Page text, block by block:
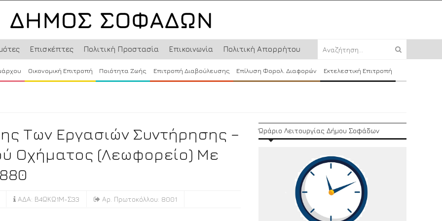
Επισκέπτες Πολιτική Προστασία Επικοινωνία Πολιτική Απορρήτου
Οικονομική Επιτροπή Ποιότητα Ζωής Επιτροπή Διαβούλευσης Επίλυση Φορολ. Διαφορών Εκτελεστική Επιτροπή
Των Εργασιών Συντήρησης –
Οχήματος (λεωφορείο) Με
ΑΔΑ: Β4ΩΚΩ1Μ-Σ33 Αρ. Πρωτοκόλλου: 8001
Ώράριο Λειτουργίας Δήμου Σοφάδων